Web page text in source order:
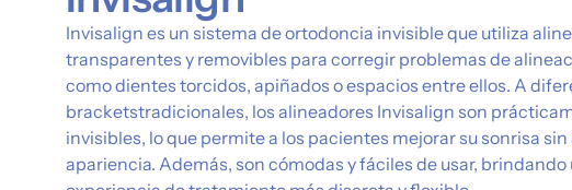
Invisalign es un sistema de ortodoncia invisible que utiliza
transparentes y removibles para corregir problemas de
como dientes torcidos, apiñados o espacios entre ellos. A
bracketstradicionales, los alineadores Invisalign son
invisibles, lo que permite a los pacientes mejorar su sonrisa
apariencia. Además, son cómodas y fáciles de usar, brindando